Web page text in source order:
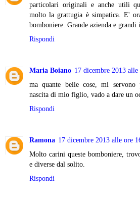
particolari originali e anche utili
molto la grattugia è simpatica. E'
bomboniere. Grande azienda e grandi
Rispondi
Maria Boiano 17 dicembre 2013 alle
ma quante belle cose, mi
nascita di mio figlio, vado a dare un
Rispondi
Ramona 17 dicembre 2013 alle ore
Molto carini queste bomboniere,
e diverse dal solito.
Rispondi